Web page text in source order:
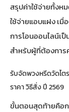
สรุปค่าใช้จ่ายทั้งห
ใช้จ่ายแอบแฝง เ
การโอนออนไลน์เ
สำหรับผู้ที่ต้องการ
รับจัดพวงหรีดวัดไต
ราคา วิธีสั่ง ปี 2569
ขั้นตอนสุดท้ายคือก